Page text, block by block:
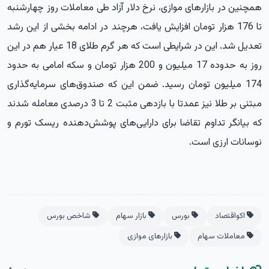
همچنین در بازارهای موازی، نرخ دلار آزاد طی معاملات روز چهارشنبه
تا 176 هزار تومان افزایش یافت، هرچند در ادامه بخشی از این رشد
تعدیل شد. این در شرایطی است که هر گرم طلای 18 عیار هم در این
روز به حدوده 17 میلیون و 200 هزار تومان و سکه امامی به حدود
174 میلیون تومان رسید. ضمن این که صندوق‌های سرمایه‌گذاری
مبتنی بر طلا نیز عمدتا با بازدهی مثبت 2 تا 3 درصدی معامله شدند
که بیانگر تداوم تقاضا برای دارایی‌های پوشش‌دهنده ریسک تورم و
نوسانات ارزی است.
اکواقتصاد بورس بازار سهام
شاخص بورس
معاملات سهام
بازارهای موازی